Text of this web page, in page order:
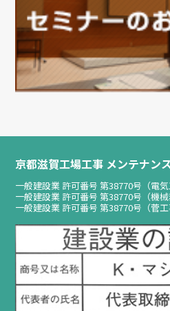
京都滋賀工場工事 メンテナン
一般建設業 許可番号 第38770号（電気
一般建設業 許可番号 第38770号（機械
一般建設業 許可番号 第38770号（菅工